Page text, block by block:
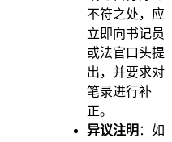
不符之处，应
立即向书记员
或法官口头提
出，并要求对
笔录进行补
正。
异议注明 ：如